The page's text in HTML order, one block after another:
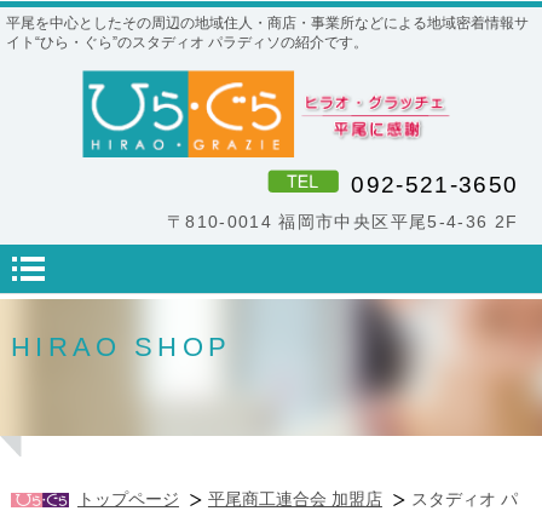
平尾を中心としたその周辺の地域住人・商店・事業所などによる地域密着情報サ
イト“ひら・ぐら”のスタディオ パラディソの紹介です。
092-521-3650
〒810-0014 福岡市中央区平尾5-4-36 2F
HIRAO SHOP
トップページ 平尾商工連合会 加盟店
スタディオ パ